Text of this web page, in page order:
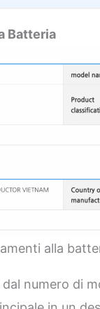
Batteria
alla
numero di